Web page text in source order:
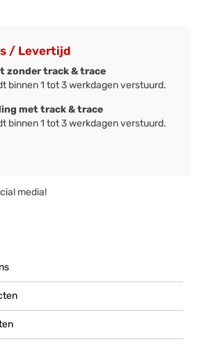
/ Levertijd
zonder track & trace
binnen 1 tot 3 werkdagen verstuurd.
met track & trace
binnen 1 tot 3 werkdagen verstuurd.
media!